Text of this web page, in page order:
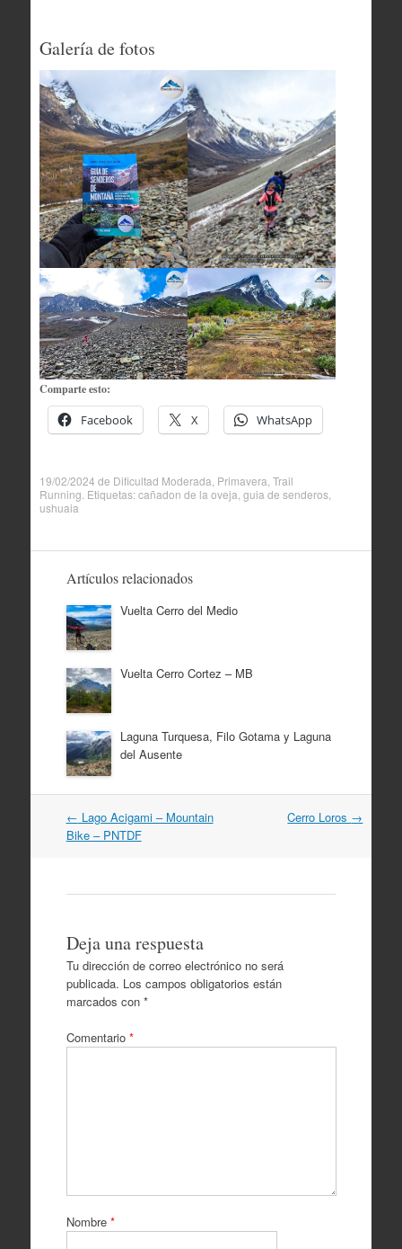
Galería de fotos
Comparte esto:
Facebook X WhatsApp
19/02/2024 de Dificultad Moderada Primavera Trail
Running . Etiquetas:cañadon de la oveja guia de senderos,
ushuaia
Artículos relacionados
Vuelta Cerro del Medio
Vuelta Cerro Cortez – MB
Laguna Turquesa, Filo Gotama y Laguna
del Ausente
Navegación
por
← Lago Acigami – Mountain
Bike – PNTDF
Cerro Loros →
Deja una respuesta
Tu dirección de correo electrónico no será
publicada. Los campos obligatorios están
marcados con *
Comentario *
Nombre *